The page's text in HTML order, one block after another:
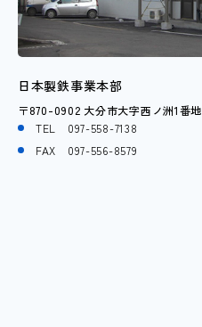
日本製鉄事業本部
〒870-0902 大分市大字西ノ洲1番地
TEL 097-558-7138
FAX 097-556-8579